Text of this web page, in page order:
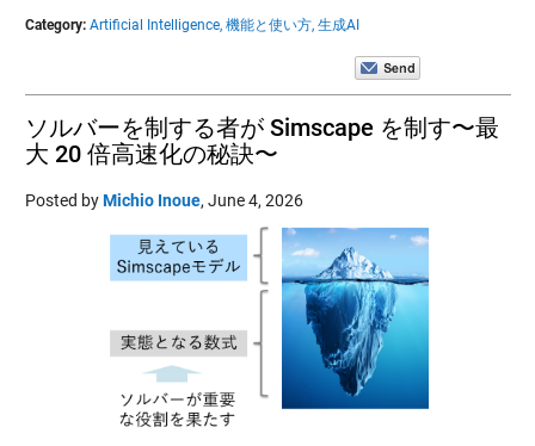
Category: Artificial Intelligence, 機能と使い方, 生成AI
ソルバーを制する者が Simscape を制す〜最
大 20 倍高速化の秘訣〜
Posted byMichio Inoue, June 4, 2026